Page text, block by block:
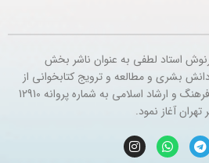
استاد لطفی به عنوان ناشر بخش
بشری و مطالعه و ترویج کتابخوانی از
سال 1394 با مجوز از وزارت فرهنگ و ارشاد اسلامی به شماره پروانه 12910
آغاز نمود.